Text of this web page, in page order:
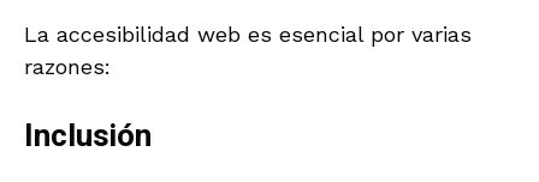
La accesibilidad web es esencial por varias
razones:
Inclusión